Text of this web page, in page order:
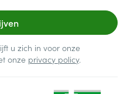
u zich in voor onze
onze privacy policy.